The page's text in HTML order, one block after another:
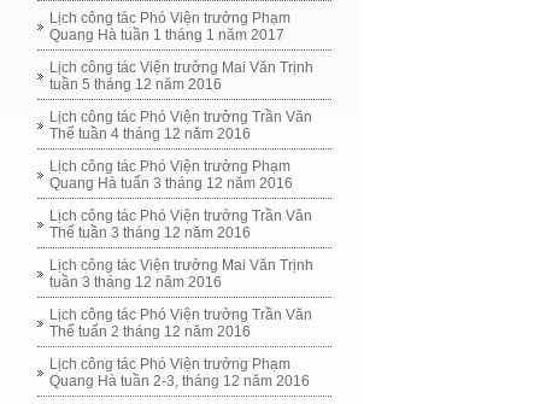
Lịch công tác Phó Viện trưởng Phạm
Quang Hà tuần 1 tháng 1 năm 2017
Lịch công tác Viện trưởng Mai Văn Trịnh
tuần 5 tháng 12 năm 2016
Lịch công tác Phó Viện trưởng Trần Văn
Thể tuần 4 tháng 12 năm 2016
Lịch công tác Phó Viện trưởng Phạm
Quang Hà tuấn 3 tháng 12 năm 2016
Lịch công tác Phó Viện trưởng Trần Văn
Thể tuần 3 tháng 12 năm 2016
Lịch công tác Viện trưởng Mai Văn Trịnh
tuần 3 tháng 12 năm 2016
Lịch công tác Phó Viện trưởng Trần Văn
Thể tuấn 2 tháng 12 năm 2016
Lịch công tác Phó Viện trưởng Phạm
Quang Hà tuần 2-3, tháng 12 năm 2016